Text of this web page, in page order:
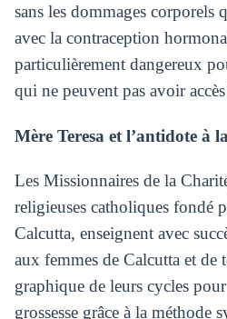
sans les dommages corporels
avec la contraception
particulièrement dangereux
qui ne peuvent pas avoir
Mère Teresa et l’antidote à
Les Missionnaires de la
religieuses catholiques fondé
Calcutta, enseignent avec
aux femmes de Calcutta et de
graphique de leurs cycles
grossesse grâce à la méthode